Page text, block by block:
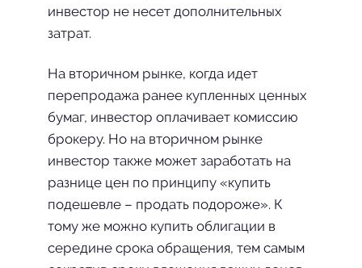
инвестор не несет дополнительных
затрат.
На вторичном рынке, когда идет
перепродажа ранее купленных ценных
бумаг, инвестор оплачивает комиссию
брокеру. Но на вторичном рынке
инвестор также может заработать на
разнице цен по принципу «купить
подешевле – продать подороже». К
тому же можно купить облигации в
середине срока обращения, тем самым